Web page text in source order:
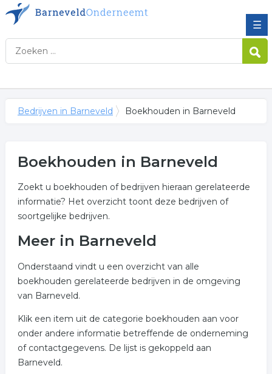
☰
Bedrijven in Barneveld Boekhouden in Barneveld
Boekhouden in Barneveld
Zoekt u boekhouden of bedrijven hieraan gerelateerde
informatie? Het overzicht toont deze bedrijven of
soortgelijke bedrijven.
Meer in Barneveld
Onderstaand vindt u een overzicht van alle
boekhouden gerelateerde bedrijven in de omgeving
van Barneveld.
Klik een item uit de categorie boekhouden aan voor
onder andere informatie betreffende de onderneming
of contactgegevens. De lijst is gekoppeld aan
Barneveld.